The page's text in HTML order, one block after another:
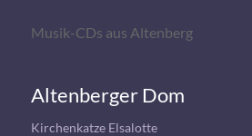
Musik-CDs aus Altenberg
Altenberger Dom
Kirchenkatze Elsalotte